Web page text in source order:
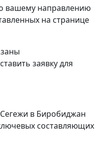
вашему направлению
на странице
заявку для
в Биробиджан
составляющих